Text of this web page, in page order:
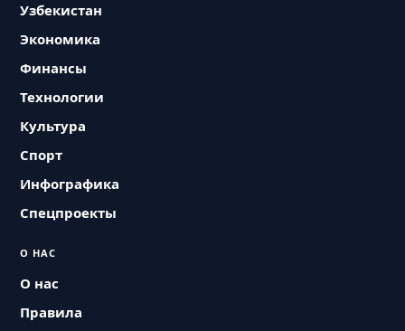
Узбекистан
Экономика
Финансы
Технологии
Культура
Спорт
Инфографика
Спецпроекты
О НАС
О нас
Правила